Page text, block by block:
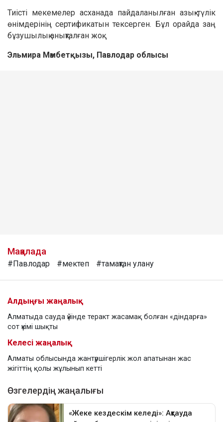
Тиісті мекемелер асханада пайдаланылған азық-түлік
өнімдерінің сертификатын тексерген. Бұл орайда заң
бұзушылық анықталған жоқ.
Эльмира Мәмбетқызы, Павлодар облысы
Мақалада
#Павлодар #мектеп #тамақтан улану
Алдыңғы жаңалық
Алматыда сауда үйінде теракт жасамақ болған «діндарға»
сот үкімі шықты
Келесі жаңалық
Алматы облысында жантүршігерлік жол апатынан жас
жігіттің қолы жұлынып кетті